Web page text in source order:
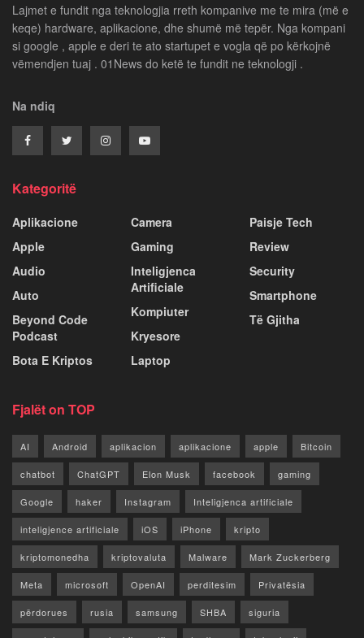
Lajmet e fundit nga teknologjia rreth kompanive me te mira (më e
keqe) hardware, aplikacione, dhe shumë më tepër. Nga kompani
si google , apple e deri te ato startupet e vogla që po kërkojnë
vëmendjen tuaj . 01News do ketë te fundit ne teknologji .
Na ndiq
Kategoritë
Aplikacione
Apple
Audio
Auto
Beyond Code
Podcast
Bota E Kriptos
Camera
Gaming
Inteligjenca
Artificiale
Kompiuter
Kryesore
Laptop
Paisje Tech
Review
Security
Smartphone
Të Gjitha
Fjalët on TOP
AI Android aplikacion aplikacione apple Bitcoin
chatbot ChatGPT Elon Musk facebook gaming
Google haker Instagram Inteligjenca artificiale
inteligjence artificiale iOS iPhone kripto
kriptomonedha kriptovaluta Malware Mark Zuckerberg
Meta microsoft OpenAI perditesim Privatësia
përdorues rusia samsung SHBA siguria